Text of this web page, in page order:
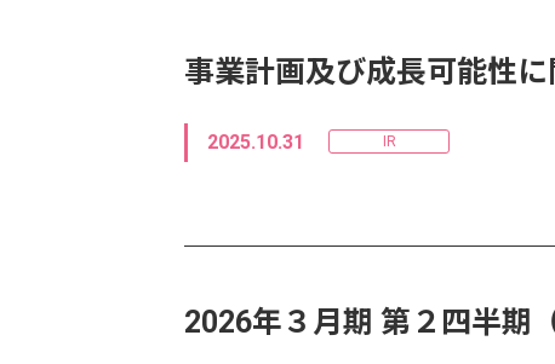
事業計画及び成長可能性に
2025.10.31 IR
2026年３月期 第２四半期